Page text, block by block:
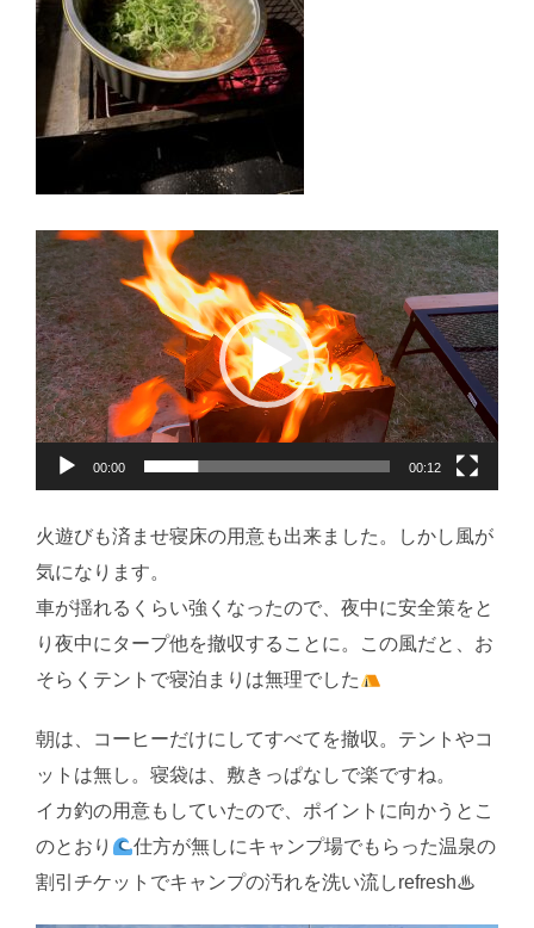
動
画
プ
レ
ー
ヤ
00:00 00:12
火遊びも済ませ寝床の用意も出来ました。しかし風が
気になります。
車が揺れるくらい強くなったので、夜中に安全策をと
り夜中にタープ他を撤収することに。この風だと、お
そらくテントで寝泊まりは無理でした
朝は、コーヒーだけにしてすべてを撤収。テントやコ
ットは無し。寝袋は、敷きっぱなしで楽ですね。
イカ釣の用意もしていたので、ポイントに向かうとこ
のとおり
仕方が無しにキャンプ場でもらった温泉の
割引チケットでキャンプの汚れを洗い流しrefresh♨